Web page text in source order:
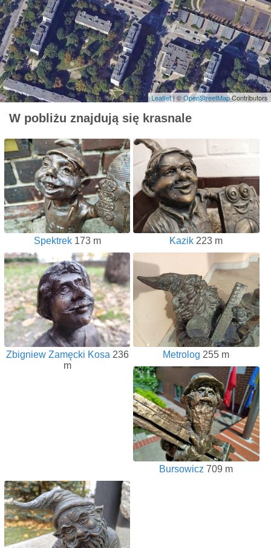
Leaflet| ©OpenStreetMapContributors
W pobliżu znajdują się krasnale
Spektrek173 m Kazik 223 m
Zbigniew Zamęcki Kosa 236
m
Metrolog 255 m
Bursowicz 709 m